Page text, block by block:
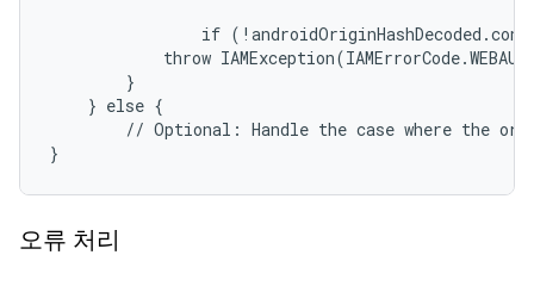
if
throw
        }
    } else {
// Optional: Handle the case where the
}
오류 처리